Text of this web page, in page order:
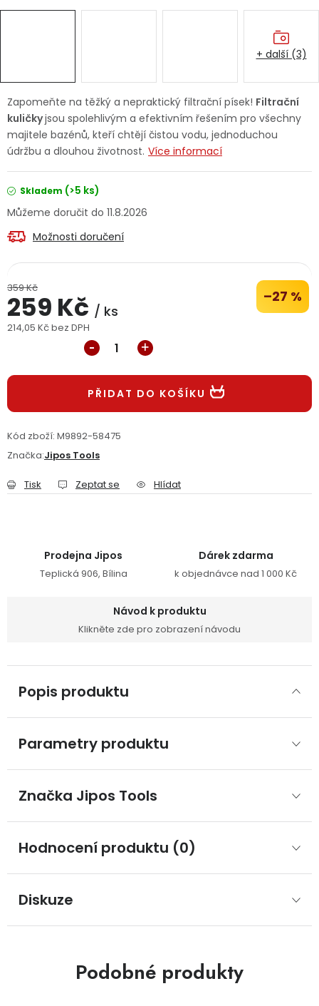
Jaký je aktuální stav mé objednávky?
Velkoobchodní spolupráce (B2B)
Doprava a platba Kontakt
Reklamační formulář Odstoupení ve lhůtě 14 dní
Obchodní podmínky Reklamační řád
Zapomeňte na těžký a nepraktický filtrační písek! Filtrační
kuličkyjsou spolehlivým a efektivním řešením pro všechny
majitele bazénů, kteří chtějí čistou vodu, jednoduchou
údržbu a dlouhou životnost. Více informací
Skladem (>5 ks)
11.8.2026
Možnosti doručení
359 Kč –27 %
259 Kč / ks
214,05 Kč bez DPH
PŘIDAT DO KOŠÍKU
Kód zboží: M9892-58475
Značka:Jipos Tools
Tisk Zeptat se Hlídat
+ další (3)
Prodejna Jipos
Teplická 906, Bílina
Dárek zdarma
k objednávce nad 1 000 Kč
Návod k produktu
Klikněte zde pro zobrazení návodu
Popis produktu
Parametry produktu
Značka Jipos Tools
Hodnocení produktu (0)
Diskuze
Podobné produkty